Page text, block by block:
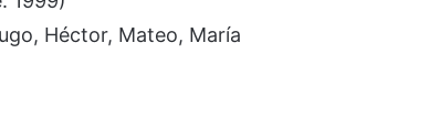
Héctor, Mateo, María